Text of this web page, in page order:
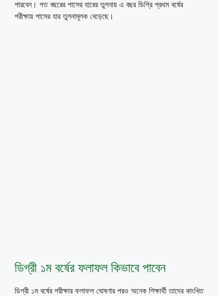
পারবেন। গত বছরের পাসের হারের তুলনায় এ বছর ডিগ্রি প্রথম বর্ষের
পরীক্ষায় পাসের হার তুলনামূলক বেড়েছে।
ডিগ্রী ১ম বর্ষের ফলাফল কিভাবে পাবেন
ডিগ্রী ১ম বর্ষের পরীক্ষার ফলাফল ঘোষণার পরও অনেক শিক্ষার্থী তাদের কাংখিত